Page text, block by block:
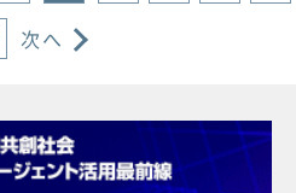
次へ